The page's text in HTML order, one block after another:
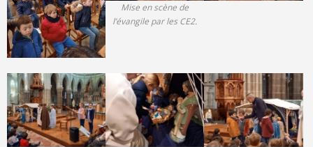
Mise en scène de
l’évangile par les CE2.